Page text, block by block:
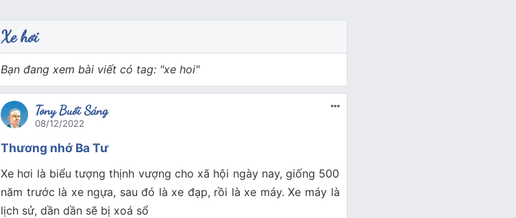
Xe hơi
Bạn đang xem bài viết có tag: "xe hoi"
Tony Buổi Sáng
08/12/2022
Thương nhớ Ba Tư
Xe hơi là biểu tượng thịnh vượng cho xã hội ngày nay, giống 500
năm trước là xe ngựa, sau đó là xe đạp, rồi là xe máy. Xe máy là
lịch sử, dần dần sẽ bị xoá sổ